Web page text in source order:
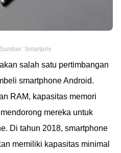
Smartprix
salah satu pertimbangan
smartphone Android.
RAM, kapasitas memori
mereka untuk
Di tahun 2018, smartphone
memiliki kapasitas minimal